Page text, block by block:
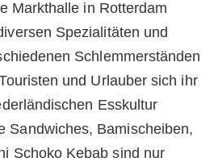
Markthalle in Rotterdam
Spezialitäten und
Schlemmerständen
und Urlauber sich ihr
Esskultur
Sandwiches, Bamischeiben,
Schoko Kebab sind nur